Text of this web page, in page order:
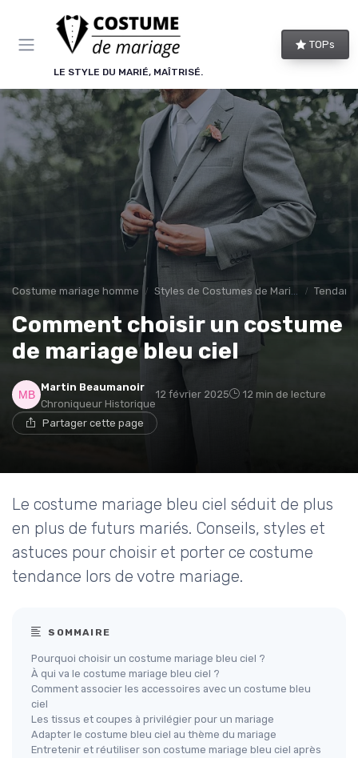
LE STYLE DU MARIÉ, MAÎTRISÉ.
TOPs
Costume mariage homme Styles de Costumes de Mariage
Comment choisir un costume
de mariage bleu ciel
Martin Beaumanoir
Chroniqueur Historique
12 février 2025 12 min de lecture
Partager cette page
Le costume mariage bleu ciel séduit de plus
en plus de futurs mariés. Conseils, styles et
astuces pour choisir et porter ce costume
tendance lors de votre mariage.
SOMMAIRE
Pourquoi choisir un costume mariage bleu ciel ?
À qui va le costume mariage bleu ciel ?
Comment associer les accessoires avec un costume bleu
ciel
Les tissus et coupes à privilégier pour un mariage
Adapter le costume bleu ciel au thème du mariage
Entretenir et réutiliser son costume mariage bleu ciel après